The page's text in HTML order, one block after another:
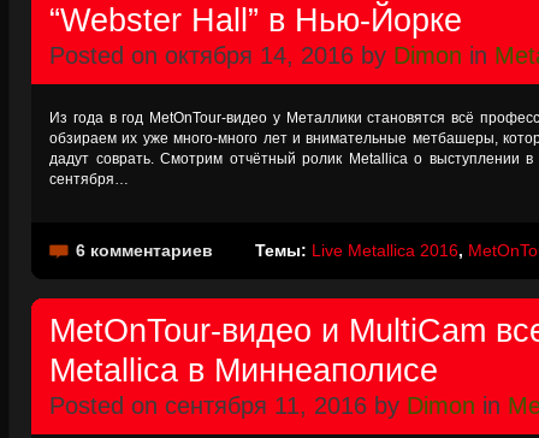
“Webster Hall” в Нью-Йорке
Posted on октября 14, 2016 by Dimon in
Из года в год MetOnTour-видео у Металлики становятся всё
обзираем их уже много-много лет и внимательные метбашеры,
дадут соврать. Смотрим отчётный ролик Metallica о выступлении
сентября…
6 комментариев Темы: Live Metallica 2016,
MetOnTour-видео и MultiCam
Metallica в Миннеаполисе
Posted on сентября 11, 2016 by Dimon in